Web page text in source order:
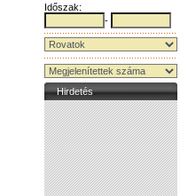
Időszak:
-
Hirdetés